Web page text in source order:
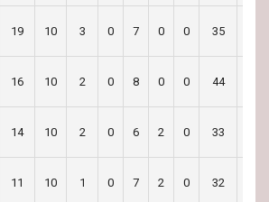
19 10 3 0 7 0 0 35
16 10 2 0 8 0 0 44
14 10 2 0 6 2 0 33
11 10 1 0 7 2 0 32